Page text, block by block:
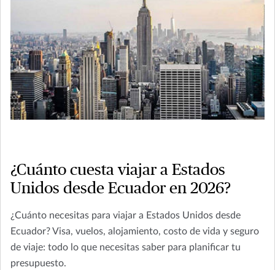
¿Cuánto cuesta viajar a Estados
Unidos desde Ecuador en 2026?
¿Cuánto necesitas para viajar a Estados Unidos desde
Ecuador? Visa, vuelos, alojamiento, costo de vida y seguro
de viaje: todo lo que necesitas saber para planificar tu
presupuesto.